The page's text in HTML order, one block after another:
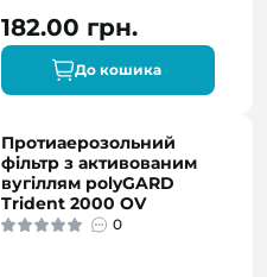
182.00 грн.
До кошика
Протиаерозольний
фільтр з активованим
вугіллям polyGARD
Trident 2000 OV
0